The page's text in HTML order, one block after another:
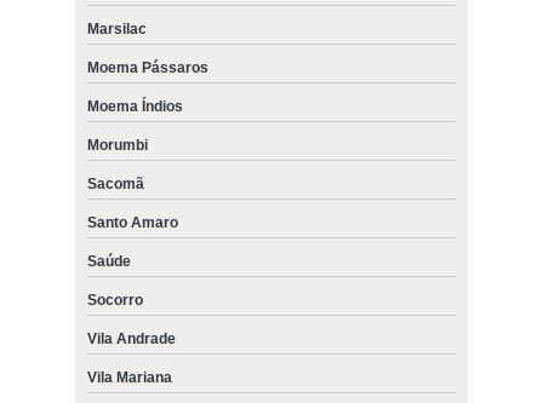
Marsilac
Moema Pássaros
Moema Índios
Morumbi
Sacomã
Santo Amaro
Saúde
Socorro
Vila Andrade
Vila Mariana